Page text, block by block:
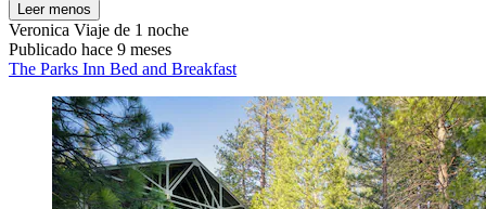
Leer menos
Veronica Viaje de 1 noche
Publicado hace 9 meses
The Parks Inn Bed and Breakfast